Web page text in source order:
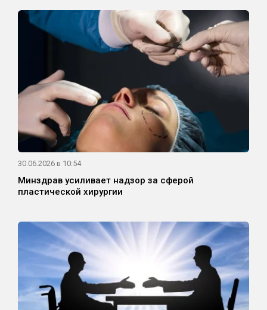
30.06.2026 в 10:54
Минздрав усиливает надзор за сферой
пластической хирургии